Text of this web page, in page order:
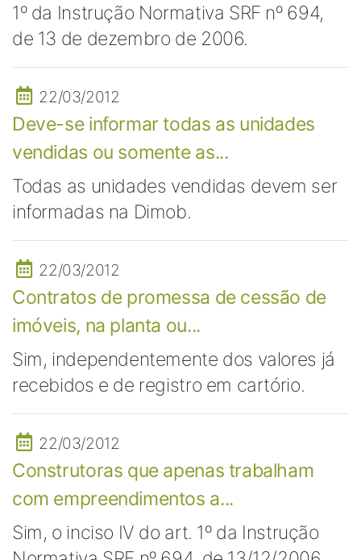
1º da Instrução Normativa SRF nº 694,
de 13 de dezembro de 2006.
22/03/2012
Deve-se informar todas as unidades
vendidas ou somente as...
Todas as unidades vendidas devem ser
informadas na Dimob.
22/03/2012
Contratos de promessa de cessão de
imóveis, na planta ou...
Sim, independentemente dos valores já
recebidos e de registro em cartório.
22/03/2012
Construtoras que apenas trabalham
com empreendimentos a...
Sim, o inciso IV do art. 1º da Instrução